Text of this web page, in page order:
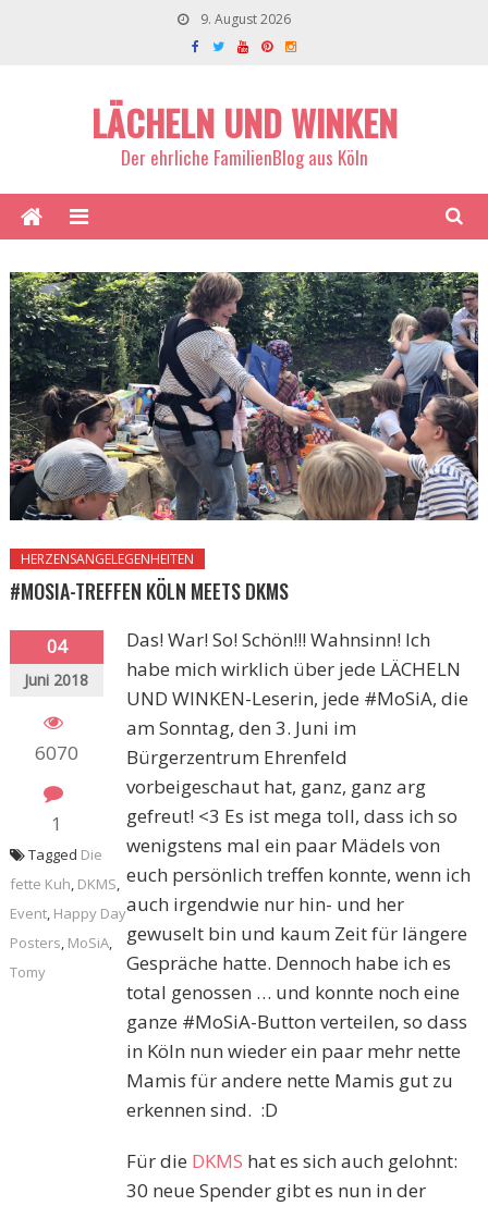
9. August 2026
LÄCHELN UND WINKEN
Der ehrliche FamilienBlog aus Köln
HERZENSANGELEGENHEITEN
#MOSIA-TREFFEN KÖLN MEETS DKMS
04
Juni 2018
6070
1
Das! War! So! Schön!!! Wahnsinn! Ich
habe mich wirklich über jede LÄCHELN
UND WINKEN-Leserin, jede #MoSiA, die
am Sonntag, den 3. Juni im
Bürgerzentrum Ehrenfeld
vorbeigeschaut hat, ganz, ganz arg
gefreut! <3 Es ist mega toll, dass ich so
wenigstens mal ein paar Mädels von
euch persönlich treffen konnte, wenn ich
auch irgendwie nur hin- und her
gewuselt bin und kaum Zeit für längere
Gespräche hatte. Dennoch habe ich es
total genossen … und konnte noch eine
ganze #MoSiA-Button verteilen, so dass
in Köln nun wieder ein paar mehr nette
Mamis für andere nette Mamis gut zu
erkennen sind. :D
Für die DKMS hat es sich auch gelohnt:
30 neue Spender gibt es nun in der
Tagged Die
fette Kuh, DKMS,
Event, Happy Day
Posters, MoSiA,
Tomy